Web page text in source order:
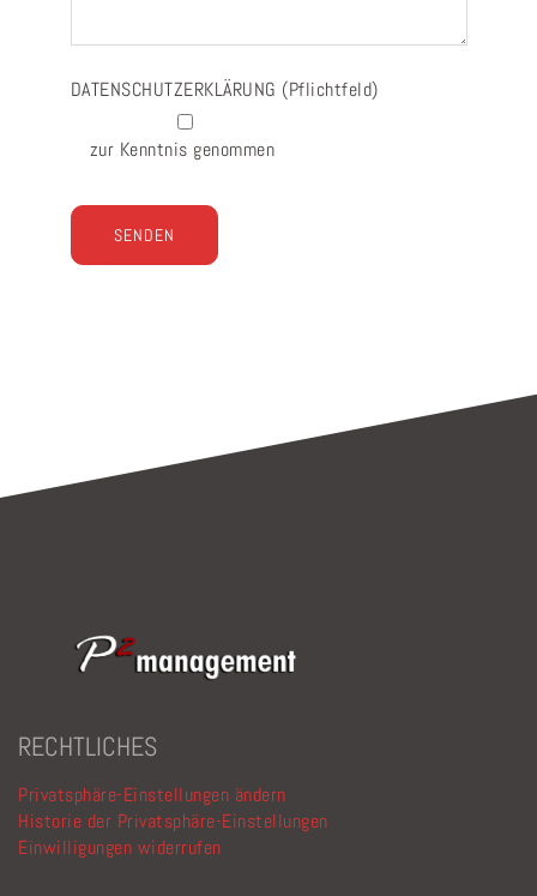
DATENSCHUTZERKLÄRUNG (Pflichtfeld)
zur Kenntnis genommen
RECHTLICHES
Privatsphäre-Einstellungen ändern
Historie der Privatsphäre-Einstellungen
Einwilligungen widerrufen